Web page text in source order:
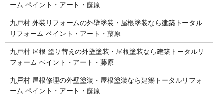
ーム ペイント・アート・藤原
九戸村 外装リフォームの外壁塗装・屋根塗装なら建築トータル
リフォーム ペイント・アート・藤原
九戸村 屋根 塗り替えの外壁塗装・屋根塗装なら建築トータルリ
フォーム ペイント・アート・藤原
九戸村 屋根修理の外壁塗装・屋根塗装なら建築トータルリフォ
ーム ペイント・アート・藤原